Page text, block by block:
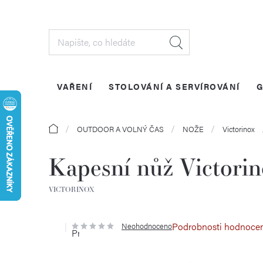
VAŘENÍ STOLOVÁNÍ A SERVÍROVÁNÍ
DomůOUTDOOR A VOLNÝ ČAS NOŽE Victorinox
Kapesní nůž
VICTORINOX
Průměrné
hodnocení
NeohodnocenoPodrobnosti